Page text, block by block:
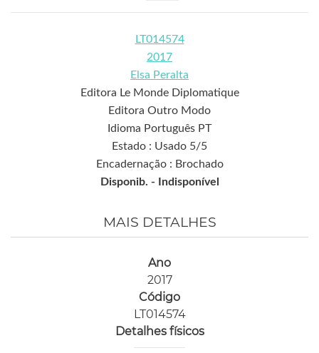
LT014574
2017
Elsa Peralta
Editora Le Monde Diplomatique
Editora Outro Modo
Idioma Português PT
Estado : Usado 5/5
Encadernação : Brochado
Disponib. -
Indisponível
MAIS DETALHES
Ano
2017
Código
LT014574
Detalhes físicos